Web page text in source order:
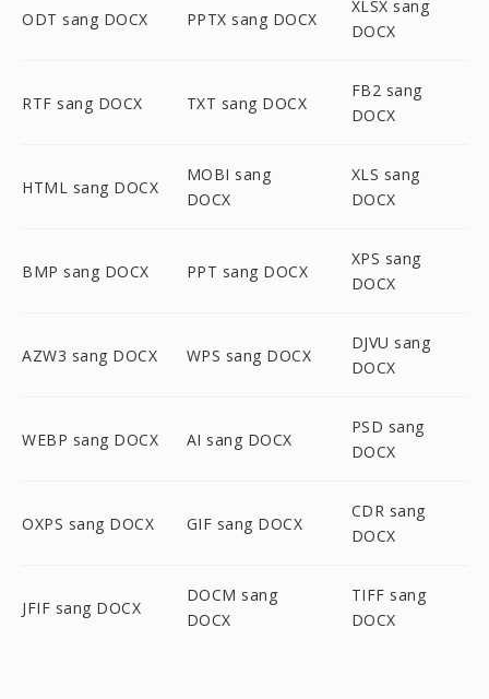
ODT sang DOCX PPTX sang DOCX
XLSX sang
DOCX
RTF sang DOCX TXT sang DOCX
FB2 sang
DOCX
HTML sang DOCX
MOBI sang
DOCX
XLS sang
DOCX
BMP sang DOCX PPT sang DOCX
XPS sang
DOCX
AZW3 sang DOCX WPS sang DOCX
DJVU sang
DOCX
WEBP sang DOCX AI sang DOCX
PSD sang
DOCX
OXPS sang DOCX GIF sang DOCX
CDR sang
DOCX
JFIF sang DOCX
DOCM sang
DOCX
TIFF sang
DOCX